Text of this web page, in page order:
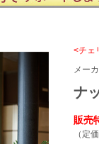
<チェ
メー
ナ
販売
（定